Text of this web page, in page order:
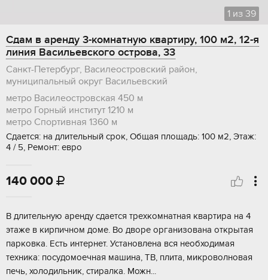
1 из 39
Сдам в аренду 3-комнатную квартиру, 100 м2, 12-я
линия Васильевского острова, 33
Санкт-Петербург, Василеостровский район,
муниципальный округ Васильевский
метро Василеостровская 450 м
метро Горный институт 1210 м
метро Спортивная 1360 м
Сдается: на длительный срок, Общая площадь: 100 м2, Этаж:
4 / 5, Ремонт: евро
140 000 
В длительную аренду сдается трехкомнатная квартира на 4
этаже в кирпичном доме. Во дворе организована открытая
парковка. Есть интернет. Установлена вся необходимая
техника: посудомоечная машина, ТВ, плита, микроволновая
печь, холодильник, стиралка. Можн...